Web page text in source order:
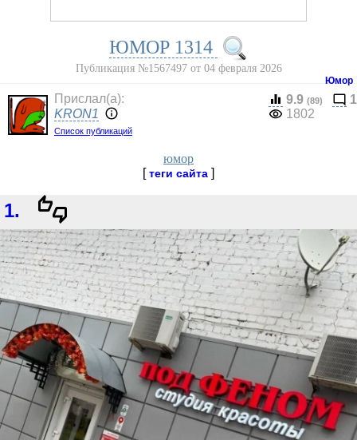
ЮМОР 1314
Публикация №1567497 от 04 февраля 2026
Юмор
Прислал(a):
KRON1
Список публикаций
9.9 (89)
1
1802
юмор
[теги сайта ]
1.